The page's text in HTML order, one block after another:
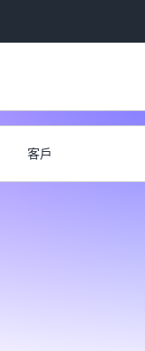
客戶